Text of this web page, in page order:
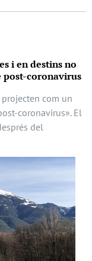
i en destins no
post-coronavirus
com un
coronavirus». El
del